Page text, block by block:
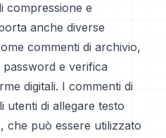
compressione e
anche diverse
commenti di archivio,
e verifica
digitali. I commenti di
utenti di allegare testo
che può essere utilizzato